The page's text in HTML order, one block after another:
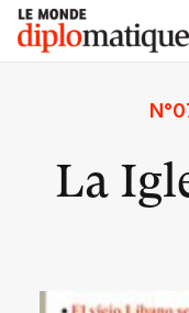
Skip
content
Le monde diplomatique
La